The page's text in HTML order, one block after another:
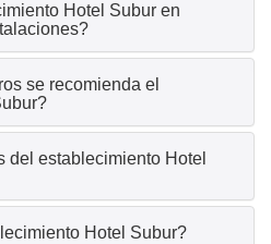
Hotel Subur en
se recomienda el
del establecimiento Hotel
Hotel Subur?